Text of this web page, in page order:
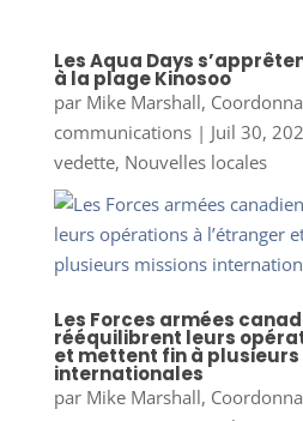
Les Aqua Days
à la plage Kinosoo
par Mike Marshall,
communications| Juil 30,
vedette, Nouvelles locales
Les Forces armées
rééquilibrent leurs
et mettent fin à plusieurs
internationales
par Mike Marshall,